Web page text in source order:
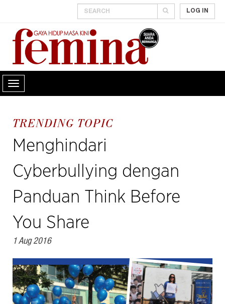
LOG IN
TRENDING TOPIC
Menghindari
Cyberbullying dengan
Panduan Think Before
You Share
1 Aug 2016